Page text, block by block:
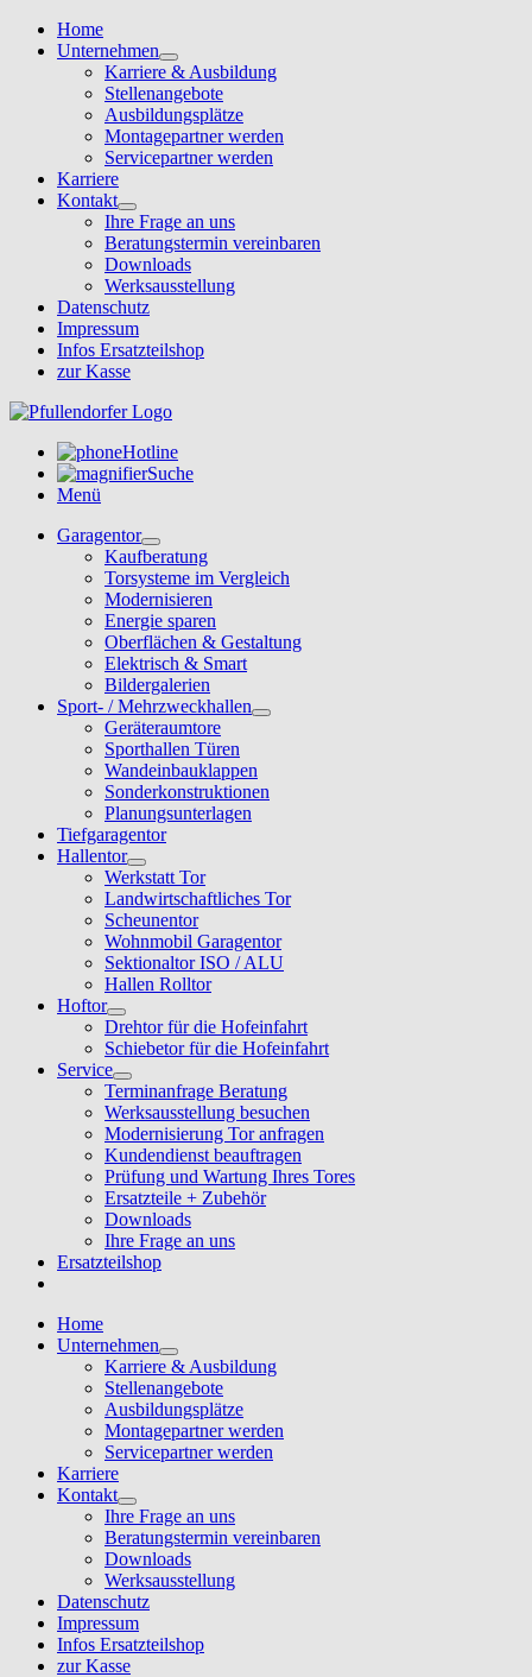
Home
Unternehmen
Karriere & Ausbildung
Stellenangebote
Ausbildungsplätze
Montagepartner werden
Servicepartner werden
Karriere
Kontakt
Ihre Frage an uns
Beratungstermin vereinbaren
Downloads
Werksausstellung
Datenschutz
Impressum
Infos Ersatzteilshop
zur Kasse
Hotline
Suche
Menü
Garagentor
Kaufberatung
Torsysteme im Vergleich
Modernisieren
Energie sparen
Oberflächen & Gestaltung
Elektrisch & Smart
Bildergalerien
Sport- / Mehrzweckhallen
Geräteraumtore
Sporthallen Türen
Wandeinbauklappen
Sonderkonstruktionen
Planungsunterlagen
Tiefgaragentor
Hallentor
Werkstatt Tor
Landwirtschaftliches Tor
Scheunentor
Wohnmobil Garagentor
Sektionaltor ISO / ALU
Hallen Rolltor
Hoftor
Drehtor für die Hofeinfahrt
Schiebetor für die Hofeinfahrt
Service
Terminanfrage Beratung
Werksausstellung besuchen
Modernisierung Tor anfragen
Kundendienst beauftragen
Prüfung und Wartung Ihres Tores
Ersatzteile + Zubehör
Downloads
Ihre Frage an uns
Ersatzteilshop
Home
Unternehmen
Karriere & Ausbildung
Stellenangebote
Ausbildungsplätze
Montagepartner werden
Servicepartner werden
Karriere
Kontakt
Ihre Frage an uns
Beratungstermin vereinbaren
Downloads
Werksausstellung
Datenschutz
Impressum
Infos Ersatzteilshop
zur Kasse